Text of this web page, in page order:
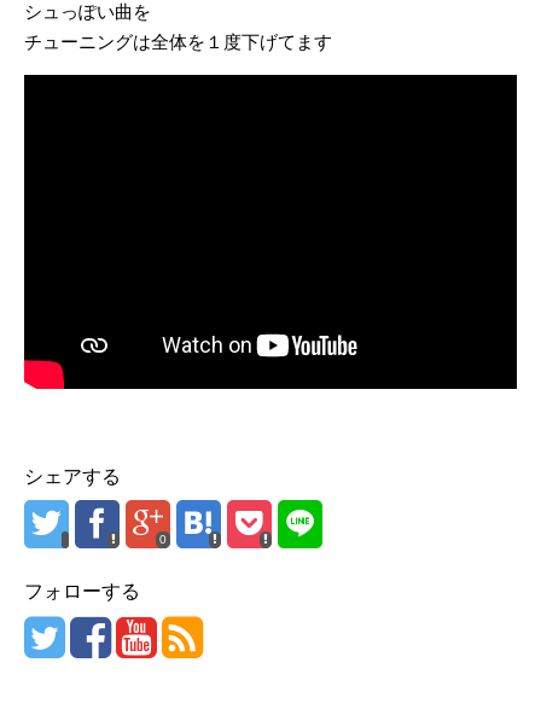
シュっぽい曲を
チューニングは全体を１度下げてます
シェアする
0
フォローする